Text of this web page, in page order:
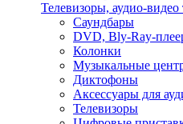
Телевизоры, аудио-видео
Саундбары
DVD, Bly-Ray-
Колонки
Музыкальные
Диктофоны
Аксессуары для
Телевизоры